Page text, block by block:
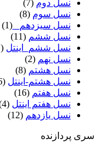
نسل دوم (7)
نسل سوم (8)
نسل سیزدهم_ Raptor Lake (1)
نسل ششم (11)
نسل ششم_اینتل (1)
نسل نهم (2)
نسل هشتم (8)
نسل هشتم-اینتل (16)
نسل هفتم (16)
نسل هفتم اینتل (4)
نسل یازدهم (12)
سری پردازنده